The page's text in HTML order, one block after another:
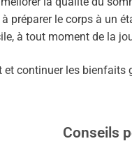
préparer le corps à
à tout moment de la
continuer les
Conseils